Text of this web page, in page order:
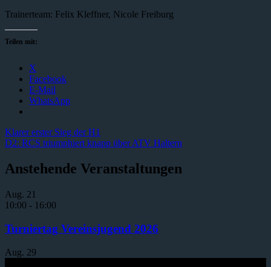
Trainerteam: Felix Kleffner, Nicole Freiburg
Teilen mit:
X
Facebook
E-Mail
WhatsApp
Beitragsnavigation
Vorheriger
Beitrag:
Klarer erster Sieg der H1
Nächster
D2: RCS triumphiert knapp über ATV Haltern
Anstehende Veranstaltungen
Aug. 21
10:00 - 16:00
Turniertag Vereinsjugend 2026
Aug. 29